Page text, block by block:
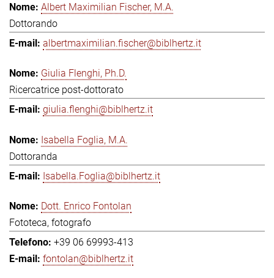
Albert Maximilian Fischer, M.A.
Dottorando
albertmaximilian.fischer@biblhertz.it
Giulia Flenghi, Ph.D.
Ricercatrice post-dottorato
giulia.flenghi@biblhertz.it
Isabella Foglia, M.A.
Dottoranda
Isabella.Foglia@biblhertz.it
Dott. Enrico Fontolan
Fototeca, fotografo
+39 06 69993-413
fontolan@biblhertz.it